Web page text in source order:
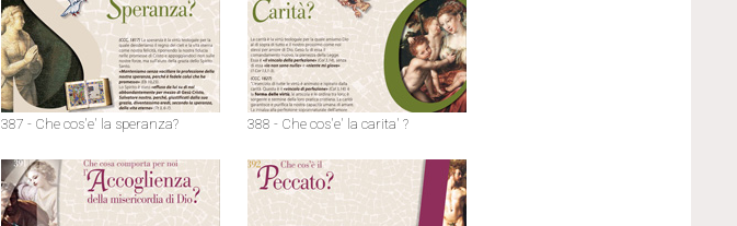
387 - Che cos'e' la speranza? 388 - Che cos'e' la carita' ?